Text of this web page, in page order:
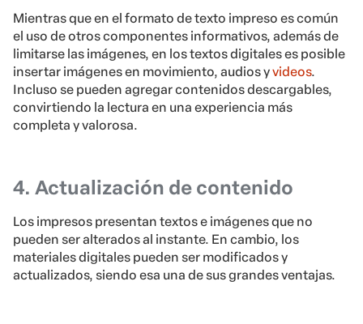
Mientras que en el formato de texto impreso es común
el uso de otros componentes informativos, además de
limitarse las imágenes, en los textos digitales es posible
insertar imágenes en movimiento, audios yvideos.
Incluso se pueden agregar contenidos descargables,
convirtiendo la lectura en una experiencia más
completa y valorosa.
4. Actualización de contenido
Los impresos presentan textos e imágenes que no
pueden ser alterados al instante. En cambio, los
materiales digitales pueden ser modificados y
actualizados, siendo esa una de sus grandes ventajas.